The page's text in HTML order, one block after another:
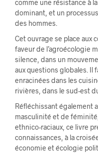
comme une résistance à
dominant, et un
des hommes.
Cet ouvrage se place aux
faveur de l’agroécologie
silence, dans un
aux questions globales. Il
enracinées dans les
rivières, dans le sud-est
Réfléchissant également
masculinité et de
ethnico-raciaux, ce livre
connaissances, à la
économie et écologie